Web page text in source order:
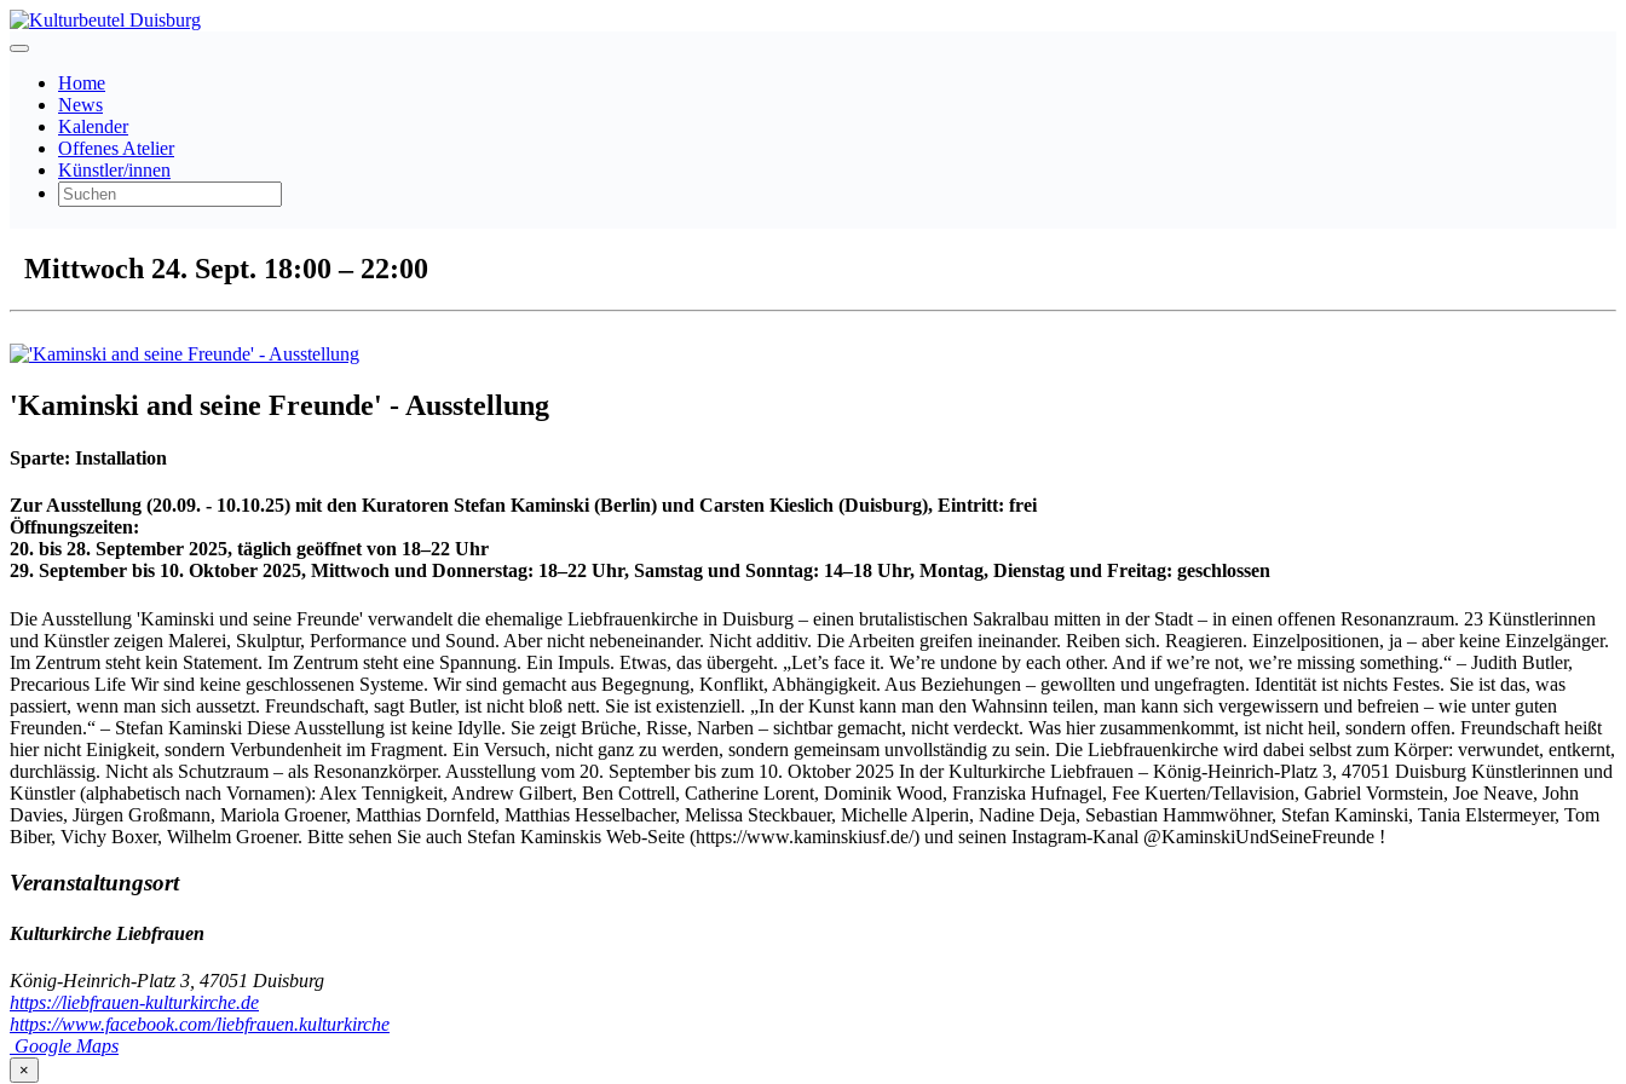
Home
News
Kalender
Offenes Atelier
Künstler/innen
Mittwoch 24. Sept. 18:00 – 22:00
'Kaminski and seine Freunde' - Ausstellung
Sparte: Installation
Zur Ausstellung (20.09. - 10.10.25) mit den Kuratoren Stefan Kaminski (Berlin) und Carsten Kieslich (Duisburg), Eintritt: frei
Öffnungszeiten:
20. bis 28. September 2025, täglich geöffnet von 18–22 Uhr
29. September bis 10. Oktober 2025, Mittwoch und Donnerstag: 18–22 Uhr, Samstag und Sonntag: 14–18 Uhr, Montag, Dienstag und Freitag: geschlossen
Die Ausstellung 'Kaminski und seine Freunde' verwandelt die ehemalige Liebfrauenkirche in Duisburg – einen brutalistischen Sakralbau mitten in der Stadt – in einen offenen Resonanzraum. 23 Künstlerinnen
und Künstler zeigen Malerei, Skulptur, Performance und Sound. Aber nicht nebeneinander. Nicht additiv. Die Arbeiten greifen ineinander. Reiben sich. Reagieren. Einzelpositionen, ja – aber keine Einzelgänger.
Im Zentrum steht kein Statement. Im Zentrum steht eine Spannung. Ein Impuls. Etwas, das übergeht. „Let’s face it. We’re undone by each other. And if we’re not, we’re missing something.“ – Judith Butler,
Precarious Life Wir sind keine geschlossenen Systeme. Wir sind gemacht aus Begegnung, Konflikt, Abhängigkeit. Aus Beziehungen – gewollten und ungefragten. Identität ist nichts Festes. Sie ist das, was
passiert, wenn man sich aussetzt. Freundschaft, sagt Butler, ist nicht bloß nett. Sie ist existenziell. „In der Kunst kann man den Wahnsinn teilen, man kann sich vergewissern und befreien – wie unter guten
Freunden.“ – Stefan Kaminski Diese Ausstellung ist keine Idylle. Sie zeigt Brüche, Risse, Narben – sichtbar gemacht, nicht verdeckt. Was hier zusammenkommt, ist nicht heil, sondern offen. Freundschaft heißt
hier nicht Einigkeit, sondern Verbundenheit im Fragment. Ein Versuch, nicht ganz zu werden, sondern gemeinsam unvollständig zu sein. Die Liebfrauenkirche wird dabei selbst zum Körper: verwundet, entkernt,
durchlässig. Nicht als Schutzraum – als Resonanzkörper. Ausstellung vom 20. September bis zum 10. Oktober 2025 In der Kulturkirche Liebfrauen – König-Heinrich-Platz 3, 47051 Duisburg Künstlerinnen und
Künstler (alphabetisch nach Vornamen): Alex Tennigkeit, Andrew Gilbert, Ben Cottrell, Catherine Lorent, Dominik Wood, Franziska Hufnagel, Fee Kuerten/Tellavision, Gabriel Vormstein, Joe Neave, John
Davies, Jürgen Großmann, Mariola Groener, Matthias Dornfeld, Matthias Hesselbacher, Melissa Steckbauer, Michelle Alperin, Nadine Deja, Sebastian Hammwöhner, Stefan Kaminski, Tania Elstermeyer, Tom
Biber, Vichy Boxer, Wilhelm Groener. Bitte sehen Sie auch Stefan Kaminskis Web-Seite (https://www.kaminskiusf.de/) und seinen Instagram-Kanal @KaminskiUndSeineFreunde !
Veranstaltungsort
Kulturkirche Liebfrauen
König-Heinrich-Platz 3, 47051 Duisburg
https://liebfrauen-kulturkirche.de
https://www.facebook.com/liebfrauen.kulturkirche
Google Maps
×